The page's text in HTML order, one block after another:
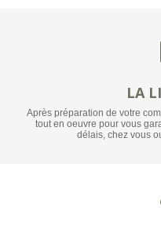
LA
Après préparation de votre
tout en oeuvre pour vous
délais, chez vous